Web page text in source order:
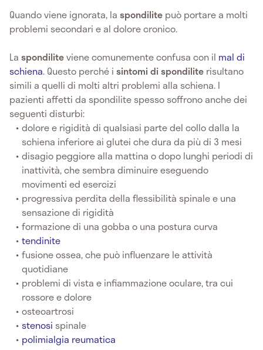
Quando viene ignorata, la spondilite può portare a molti
problemi secondari e al dolore cronico.
La spondiliteviene comunemente confusa con il mal di
schiena. Questo perché i sintomi di spondilite risultano
simili a quelli di molti altri problemi alla schiena. I
pazienti affetti da spondilite spesso soffrono anche dei
seguenti disturbi:
dolore e rigidità di qualsiasi parte del collo dalla la
schiena inferiore ai glutei che dura da più di 3 mesi
disagio peggiore alla mattina o dopo lunghi periodi di
inattività, che sembra diminuire eseguendo
movimenti ed esercizi
progressiva perdita della flessibilità spinale e una
sensazione di rigidità
formazione di una gobba o una postura curva
tendinite
fusione ossea, che può influenzare le attività
quotidiane
problemi di vista e infiammazione oculare, tra cui
rossore e dolore
osteoartrosi
stenosi spinale
polimialgia reumatica